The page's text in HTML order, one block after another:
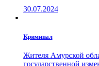
30.07.2024
Криминал
Жителя Амурской
государственной